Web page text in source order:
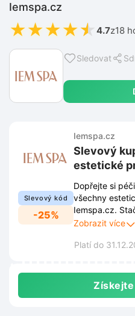
Sledovat
Iemspa.cz
★★★★★ 4.7z18
Slevový kód
-25%
Iemspa.cz
Slevový
estetické
Dopřejte si
všechny
Iemspa.cz.
a cena za
Zobrazit více
Platí do